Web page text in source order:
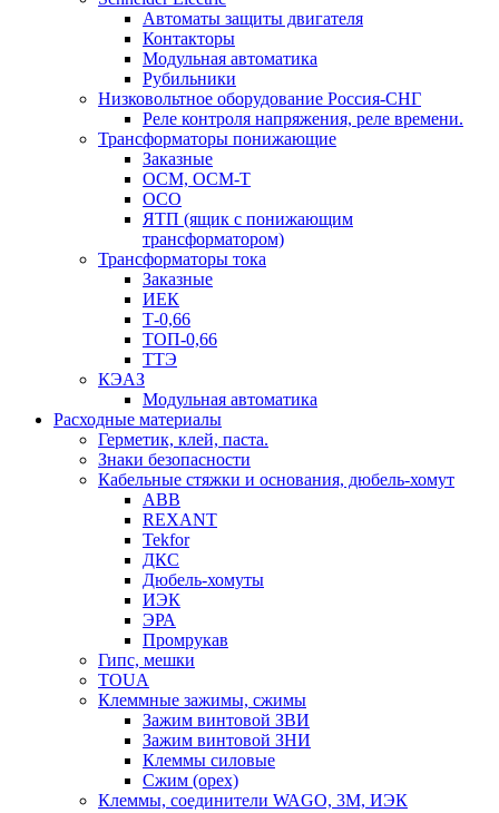
Автоматы защиты двигателя
Контакторы
Модульная автоматика
Рубильники
Низковольтное оборудование Россия-СНГ
Реле контроля напряжения, реле времени.
Трансформаторы понижающие
Заказные
ОСМ, ОСМ-Т
ОСО
ЯТП (ящик с понижающим
трансформатором)
Трансформаторы тока
Заказные
ИЕК
Т-0,66
ТОП-0,66
ТТЭ
КЭАЗ
Модульная автоматика
Расходные материалы
Герметик, клей, паста.
Знаки безопасности
Кабельные стяжки и основания, дюбель-хомут
ABB
REXANT
Tekfor
ДКС
Дюбель-хомуты
ИЭК
ЭРА
Промрукав
Гипс, мешки
TOUA
Клеммные зажимы, сжимы
Зажим винтовой ЗВИ
Зажим винтовой ЗНИ
Клеммы силовые
Сжим (орех)
Клеммы, соединители WAGO, 3M, ИЭК